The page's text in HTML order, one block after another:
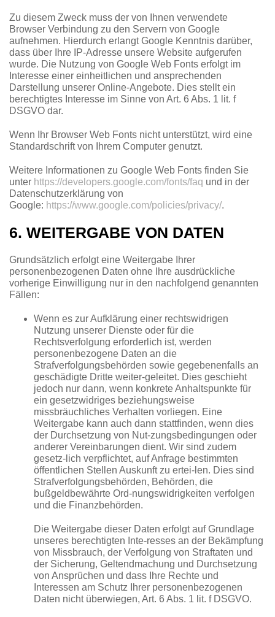
Zu diesem Zweck muss der von Ihnen verwendete
Browser Verbindung zu den Servern von Google
aufnehmen. Hierdurch erlangt Google Kenntnis darüber,
dass über Ihre IP-Adresse unsere Website aufgerufen
wurde. Die Nutzung von Google Web Fonts erfolgt im
Interesse einer einheitlichen und ansprechenden
Darstellung unserer Online-Angebote. Dies stellt ein
berechtigtes Interesse im Sinne von Art. 6 Abs. 1 lit. f
DSGVO dar.
Wenn Ihr Browser Web Fonts nicht unterstützt, wird eine
Standardschrift von Ihrem Computer genutzt.
Weitere Informationen zu Google Web Fonts finden Sie
unter https://developers.google.com/fonts/faq und in der
Datenschutzerklärung von
Google: https://www.google.com/policies/privacy/.
6. WEITERGABE VON DATEN
Grundsätzlich erfolgt eine Weitergabe Ihrer
personenbezogenen Daten ohne Ihre ausdrückliche
vorherige Einwilligung nur in den nachfolgend genannten
Fällen:
Wenn es zur Aufklärung einer rechtswidrigen
Nutzung unserer Dienste oder für die
Rechtsverfolgung erforderlich ist, werden
personenbezogene Daten an die
Strafverfolgungsbehörden sowie gegebenenfalls an
geschädigte Dritte weiter-geleitet. Dies geschieht
jedoch nur dann, wenn konkrete Anhaltspunkte für
ein gesetzwidriges beziehungsweise
missbräuchliches Verhalten vorliegen. Eine
Weitergabe kann auch dann stattfinden, wenn dies
der Durchsetzung von Nut-zungsbedingungen oder
anderer Vereinbarungen dient. Wir sind zudem
gesetz-lich verpflichtet, auf Anfrage bestimmten
öffentlichen Stellen Auskunft zu ertei-len. Dies sind
Strafverfolgungsbehörden, Behörden, die
bußgeldbewährte Ord-nungswidrigkeiten verfolgen
und die Finanzbehörden.
Die Weitergabe dieser Daten erfolgt auf Grundlage
unseres berechtigten Inte-resses an der Bekämpfung
von Missbrauch, der Verfolgung von Straftaten und
der Sicherung, Geltendmachung und Durchsetzung
von Ansprüchen und dass Ihre Rechte und
Interessen am Schutz Ihrer personenbezogenen
Daten nicht überwiegen, Art. 6 Abs. 1 lit. f DSGVO.